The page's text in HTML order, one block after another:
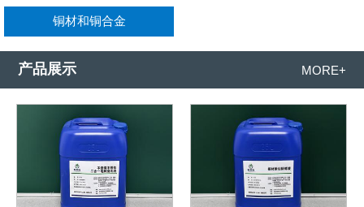
铜材和铜合金
产品展示 MORE+